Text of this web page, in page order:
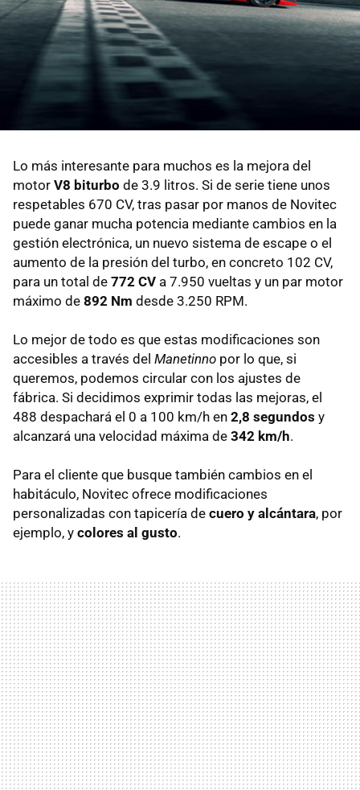
Lo más interesante para muchos es la mejora del
motor V8 biturbo de 3.9 litros. Si de serie tiene unos
respetables 670 CV, tras pasar por manos de Novitec
puede ganar mucha potencia mediante cambios en la
gestión electrónica, un nuevo sistema de escape o el
aumento de la presión del turbo, en concreto 102 CV,
para un total de 772 CV a 7.950 vueltas y un par motor
máximo de 892 Nm desde 3.250 RPM.
Lo mejor de todo es que estas modificaciones son
accesibles a través del Manetinno por lo que, si
queremos, podemos circular con los ajustes de
fábrica. Si decidimos exprimir todas las mejoras, el
488 despachará el 0 a 100 km/h en 2,8 segundos y
alcanzará una velocidad máxima de 342 km/h.
Para el cliente que busque también cambios en el
habitáculo, Novitec ofrece modificaciones
personalizadas con tapicería de cuero y alcántara, por
ejemplo, y colores al gusto.